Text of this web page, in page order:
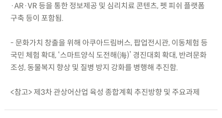
·AR·VR 등을 통한 정보제공 및 심리치료 콘텐츠, 펫 피쉬 플랫폼
구축 등이 포함됨.
- 문화가치 창출을 위해 아쿠아드림버스, 팝업전시관, 이동체험 등
국민 체험 확대, ‘스마트양식 도전해(海)’ 경진대회 확대, 반려문화
조성, 동물복지 향상 및 질병 방지 강화를 병행해 추진함.
<참고> 제3차 관상어산업 육성 종합계획 추진방향 및 주요과제